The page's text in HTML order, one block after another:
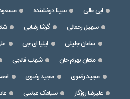
ابی عالی
سینا درخشنده
سهیل رحمانی
گرشا رضایی
سامان جلیلی
ایلیا ای جی
ماهان بهرام خان
شهاب فالجی
مجید رضوی
مجید رضوی
علیرضا روزگار
سیامک عباسی